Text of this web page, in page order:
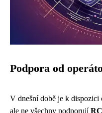
Podpora od
V dnešní době je k dispozici
ale ne všechny podporují